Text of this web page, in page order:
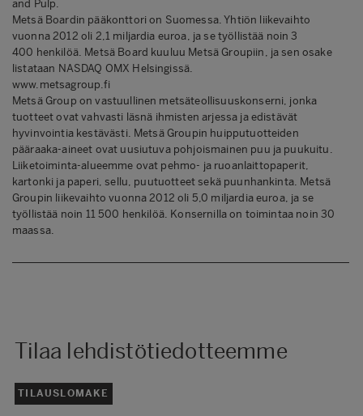
and Pulp.
Metsä Boardin pääkonttori on Suomessa. Yhtiön liikevaihto
vuonna 2012 oli 2,1 miljardia euroa, ja se työllistää noin 3
400 henkilöä. Metsä Board kuuluu Metsä Groupiin, ja sen osake
listataan NASDAQ OMX Helsingissä.
www.metsagroup.fi
Metsä Group on vastuullinen metsäteollisuuskonserni, jonka
tuotteet ovat vahvasti läsnä ihmisten arjessa ja edistävät
hyvinvointia kestävästi. Metsä Groupin huipputuotteiden
pääraaka-aineet ovat uusiutuva pohjoismainen puu ja puukuitu.
Liiketoiminta-alueemme ovat pehmo- ja ruoanlaittopaperit,
kartonki ja paperi, sellu, puutuotteet sekä puunhankinta. Metsä
Groupin liikevaihto vuonna 2012 oli 5,0 miljardia euroa, ja se
työllistää noin 11 500 henkilöä. Konsernilla on toimintaa noin 30
maassa.
Tilaa lehdistötiedotteemme
TILAUSLOMAKE